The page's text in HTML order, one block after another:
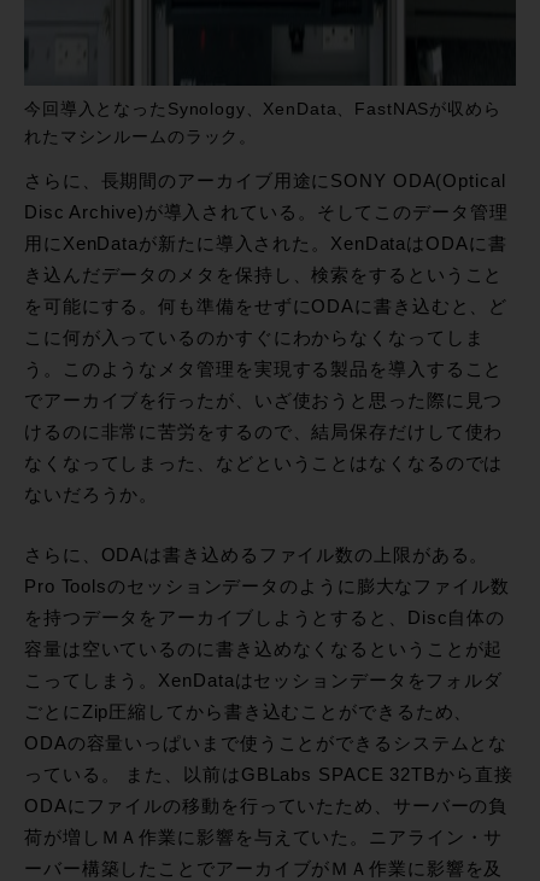
今回導入となったSynology、XenData、FastNASが収めら
れたマシンルームのラック。
さらに、長期間のアーカイブ用途にSONY ODA(Optical
Disc Archive)が導入されている。そしてこのデータ管理
用にXenDataが新たに導入された。XenDataはODAに書
き込んだデータのメタを保持し、検索をするということ
を可能にする。何も準備をせずにODAに書き込むと、ど
こに何が入っているのかすぐにわからなくなってしま
う。このようなメタ管理を実現する製品を導入すること
でアーカイブを行ったが、いざ使おうと思った際に見つ
けるのに非常に苦労をするので、結局保存だけして使わ
なくなってしまった、などということはなくなるのでは
ないだろうか。
さらに、ODAは書き込めるファイル数の上限がある。
Pro Toolsのセッションデータのように膨大なファイル数
を持つデータをアーカイブしようとすると、Disc自体の
容量は空いているのに書き込めなくなるということが起
こってしまう。XenDataはセッションデータをフォルダ
ごとにZip圧縮してから書き込むことができるため、
ODAの容量いっぱいまで使うことができるシステムとな
っている。 また、以前はGBLabs SPACE 32TBから直接
ODAにファイルの移動を行っていたため、サーバーの負
荷が増しＭＡ作業に影響を与えていた。ニアライン・サ
ーバー構築したことでアーカイブがＭＡ作業に影響を及